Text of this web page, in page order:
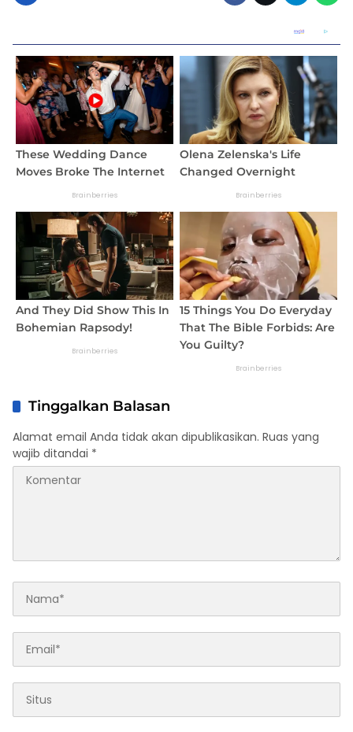
Tinggalkan Balasan
Alamat email Anda tidak akan dipublikasikan. Ruas yang
wajib ditandai *